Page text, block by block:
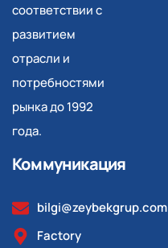
соответствии с
развитием
отрасли и
потребностями
рынка до 1992
года.
Коммуникация
bilgi@zeybekgrup.com
Factory